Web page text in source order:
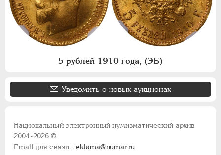
5 рублей 1910 года, (ЭБ)
Уведомить о новых аукционах
Национальный электронный нумизматический архив
2004-2026 ©
Email для связи:reklama@numar.ru